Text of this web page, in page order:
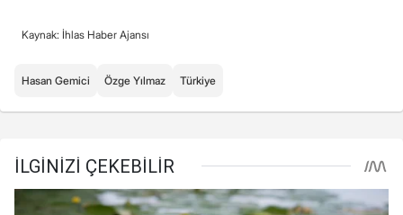
Kaynak: İhlas Haber Ajansı
Hasan Gemici Özge Yılmaz Türkiye